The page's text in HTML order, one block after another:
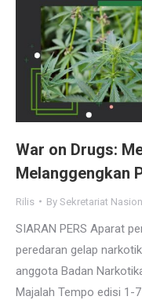
War on Drugs:
Melanggengkan
Rilis By Sekretariat
SIARAN PERS Aparat
peredaran gelap
anggota Badan
Majalah Tempo edisi 1-